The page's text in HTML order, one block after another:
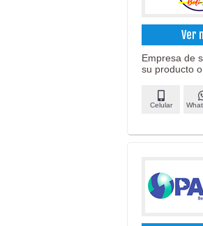
Ver
Empresa de
su producto
Celular